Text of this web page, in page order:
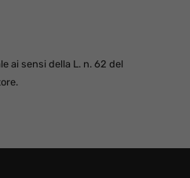
ai sensi della L. n. 62 del